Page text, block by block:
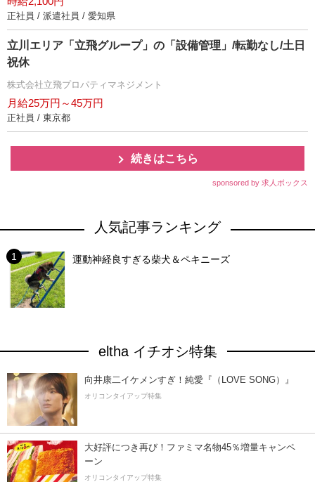
正社員 / 派遣社員 / 愛知県
立川エリア「立飛グループ」の「設備管理」/転勤なし/土日
祝休
株式会社立飛プロパティマネジメント
月給25万円～45万円
正社員 / 東京都
続きはこちら
sponsored by 求人ボックス
人気記事ランキング
運動神経良すぎる柴犬＆ペキニーズ
eltha イチオシ特集
向井康二イケメンすぎ！純愛『（LOVE SONG）』
オリコンタイアップ特集
大好評につき再び！ファミマ名物45％増量キャンペ
ーン
オリコンタイアップ特集